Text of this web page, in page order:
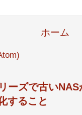
ホーム
ーズで古い
すること